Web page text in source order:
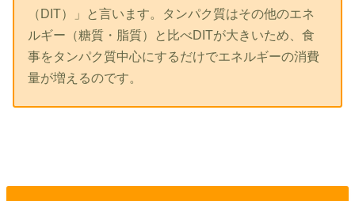
（DIT）」と言います。タンパク質はその他のエネ
ルギー（糖質・脂質）と比べDITが大きいため、食
事をタンパク質中心にするだけでエネルギーの消費
量が増えるのです。